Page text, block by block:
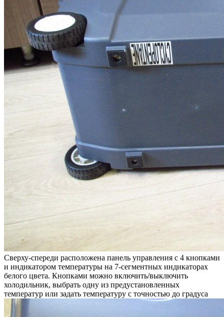
Сверху-спереди расположена панель управления с 4 кнопками
и индикатором температуры на 7-сегментных индикаторах
белого цвета. Кнопками можно включить/выключить
холодильник, выбрать одну из предустановленных
температур или задать температуру с точностью до градуса